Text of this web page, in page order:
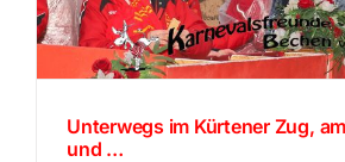
Unterwegs im Kürtener Zug,
und …